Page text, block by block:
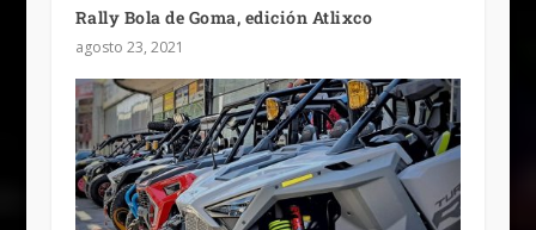
Rally Bola de Goma, edición Atlixco
agosto 23, 2021